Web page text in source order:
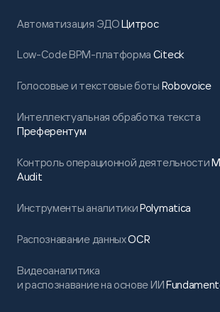
Автоматизация ЭДОЦитрос
Low-Code BPM-платформа Citeck
Голосовые и текстовые боты Robovoice
Интеллектуальная обработка текста
Преферентум
Контроль операционной деятельности
Audit
Инструменты аналитикиPolymatica
Распознавание данныхOCR
Видеоаналитика
и распознавание на основе ИИ